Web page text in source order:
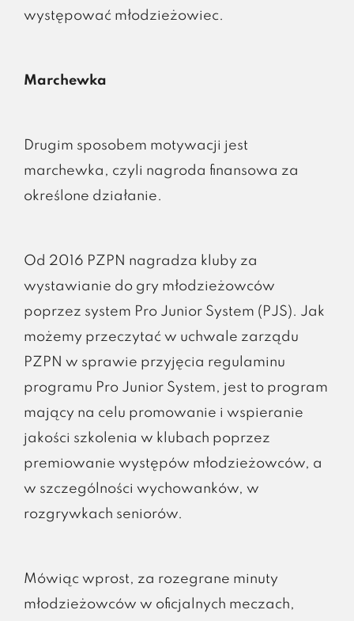
występować młodzieżowiec.
Marchewka
Drugim sposobem motywacji jest
marchewka, czyli nagroda finansowa za
określone działanie.
Od 2016 PZPN nagradza kluby za
wystawianie do gry młodzieżowców
poprzez system Pro Junior System (PJS). Jak
możemy przeczytać w uchwale zarządu
PZPN w sprawie przyjęcia regulaminu
programu Pro Junior System, jest to program
mający na celu promowanie i wspieranie
jakości szkolenia w klubach poprzez
premiowanie występów młodzieżowców, a
w szczególności wychowanków, w
rozgrywkach seniorów.
Mówiąc wprost, za rozegrane minuty
młodzieżowców w oficjalnych meczach,